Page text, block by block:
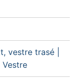
vestre trasé |
Vestre